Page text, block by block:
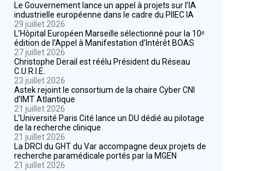
Le Gouvernement lance un appel à projets sur l’IA
industrielle européenne dans le cadre du PIIEC IA
29 juillet 2026
L’Hôpital Européen Marseille sélectionné pour la 10ᵉ
édition de l’Appel à Manifestation d’Intérêt BOAS
27 juillet 2026
Christophe Derail est réélu Président du Réseau
C.U.R.I.E.
23 juillet 2026
Astek rejoint le consortium de la chaire Cyber CNI
d’IMT Atlantique
21 juillet 2026
L’Université Paris Cité lance un DU dédié au pilotage
de la recherche clinique
21 juillet 2026
La DRCI du GHT du Var accompagne deux projets de
recherche paramédicale portés par la MGEN
21 juillet 2026